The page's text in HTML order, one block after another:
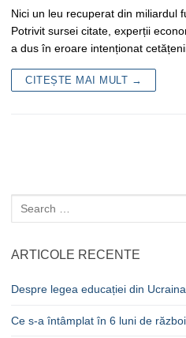
Nici un leu recuperat din miliardul
Potrivit sursei citate, experții
a dus în eroare intenționat
CITEȘTE MAI MULT →
Caută
după:
ARTICOLE RECENTE
Despre legea educației din Ucraina
Ce s-a întâmplat în 6 luni de